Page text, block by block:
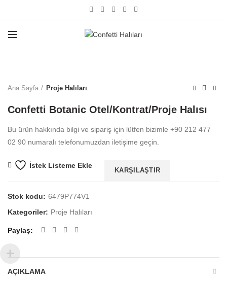
Ana Sayfa Proje Halıları
Confetti Botanic Otel/Kontrat/Proje Halısı
Bu ürün hakkında bilgi ve sipariş için lütfen bizimle +90 212 477
02 90 numaralı telefonumuzdan iletişime geçin.
İstek Listeme Ekle
KARŞILAŞTIR
Stok kodu: 6479P774V1
Kategoriler: Proje Halıları
Paylaş
AÇIKLAMA